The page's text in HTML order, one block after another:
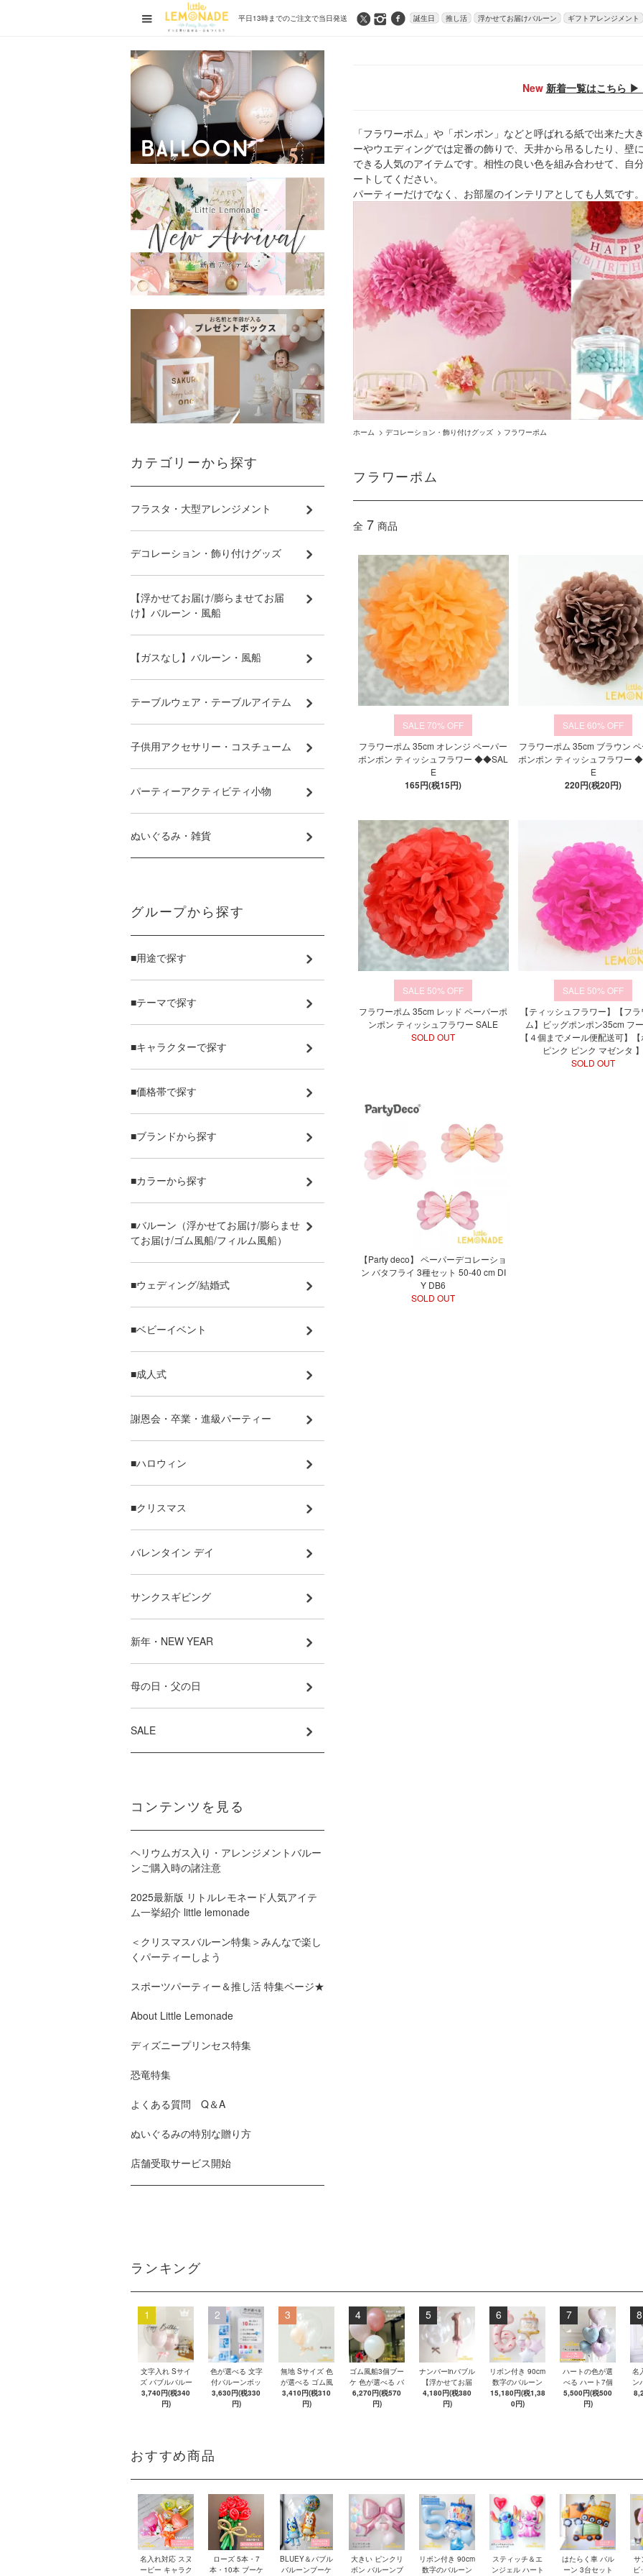
平日13時までのご注文で当日発送 誕生日 推し活 浮かせてお届けバルーン ギフトアレンジメント
New 新着一覧はこちら
「フラワーポム」や「ポンポン」などと呼ばれる紙で出来た大
ーやウエディングでは定番の飾りで、天井から吊るしたり、壁
できる人気のアイテムです。相性の良い色を組み合わせて、自
ートしてください。
パーティーだけでなく、お部屋のインテリアとしても人気です。
ホーム > デコレーション・飾り付けグッズ > フラワーポム
フラワーポム
全 7 商品
70%
フラワーポム 35cm オレンジ ペーパー
ポンポン ティッシュフラワー ◆◆SAL
E
165円(税15円)
60%
フラワーポム 35cm ブラウン
ポンポン ティッシュフラワー
E
220円(税20円)
50%
フラワーポム 35cm レッド ペーパーポ
ンポン ティッシュフラワー SALE
SOLD OUT
50%
【ティッシュフラワー】【フ
ム】ビッグポンポン35cm フ
【４個までメール便配送可】【
ピンク ピンク マゼンタ 】
SOLD OUT
【Party deco】 ペーパーデコレーショ
ン バタフライ 3種セット 50-40 cm DI
Y DB6
SOLD OUT
カテゴリーから探す
フラスタ・大型アレンジメント
デコレーション・飾り付けグッズ
【浮かせてお届け/膨らませてお届
け】バルーン・風船
【ガスなし】バルーン・風船
テーブルウェア・テーブルアイテム
子供用アクセサリー・コスチューム
パーティーアクティビティ小物
ぬいぐるみ・雑貨
グループから探す
■用途で探す
■テーマで探す
■キャラクターで探す
■価格帯で探す
■ブランドから探す
■カラーから探す
■バルーン（浮かせてお届け/膨らませ
てお届け/ゴム風船/フィルム風船）
■ウェディング/結婚式
■ベビーイベント
■成人式
謝恩会・卒業・進級パーティー
■ハロウィン
■クリスマス
バレンタイン デイ
サンクスギビング
新年・NEW YEAR
母の日・父の日
SALE
コンテンツを見る
ヘリウムガス入り・アレンジメントバルー
ンご購入時の諸注意
2025最新版 リトルレモネード人気アイテ
ム一挙紹介 little lemonade
＜クリスマスバルーン特集＞みんなで楽し
くパーティーしよう
スポーツパーティー＆推し活 特集ページ★
About Little Lemonade
ディズニープリンセス特集
恐竜特集
よくある質問 Q＆A
ぬいぐるみの特別な贈り方
店舗受取サービス開始
ランキング
1
文字入れ Sサイ
ズ バブルバルー
ン 【浮かせてお
届け】 バルーン
3,740円(税340
円)
2
色が選べる 文字
付バルーンボッ
クス 【ゴム風船
&文字パーツ付
ベット文字パー
3,630円(税330
円)
3
無地 Sサイズ 色
が選べる ゴム風
船 リボン付き バ
ブルバルーン
3,410円(税310
円)
4
ゴム風船3個ブー
ケ 色が選べる バ
ブルバルーン
【浮かせてお届
6,270円(税570
円)
5
ナンバーinバブル
【浮かせてお届
け】 単品 数字
4,180円(税380
円)
6
リボン付き 90cm
数字のバルーン
＆ 名入れ バース
デーケーキ ☆ピ
ーバルーン
15,180円(税1,38
0円)
7
ハートの色が選
べる ハート7個
のバルーンブー
ケ【浮かせてお
5,500円(税500
円)
8
名
ン
ボ
おすすめ商品
名入れ対応 スヌ
ーピー キャラク
ローズ 5本・7
本・10本 ブーケ
BLUEY＆バブル
バルーンブーケ
大きい ピンクリ
ボン バルーンブ
リボン付き 90cm
数字のバルーン
スティッチ＆エ
ンジェル ハート
はたらく車 バル
ーン 3台セット
サ
ビ